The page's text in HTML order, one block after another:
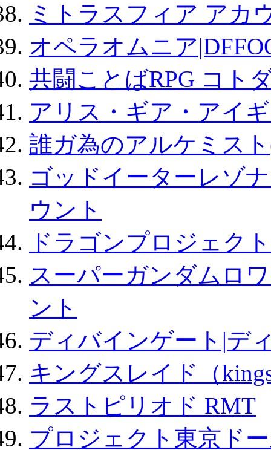
ミトラスフィア アカ
オペラオムニア
共闘ことばRPG コト
アリス・ギア・アイ
誰ガ為のアルケミス
ゴッドイーターレゾ
ウント
ドラゴンプロジェク
スーパーガンダムロ
ント
ディバインゲート|デ
キングスレイド（
ラストピリオド RMT
プロジェクト東京ド